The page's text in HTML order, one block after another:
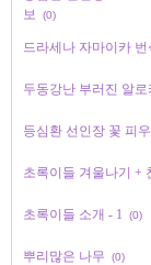
보
(0)
드라세나 자마이카 번
두동강난 부러진 알로
등심환 선인장 꽃 피
초록이들 겨울나기 +
초록이들 소개 - 1 (0)
뿌리많은 나무 (0)